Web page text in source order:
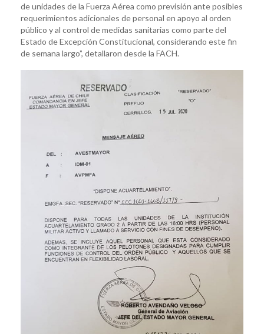
de unidades de la Fuerza Aérea como previsión ante posibles
requerimientos adicionales de personal en apoyo al orden
público y al control de medidas sanitarias como parte del
Estado de Excepción Constitucional, considerando este fin
de semana largo”, detallaron desde la FACH.